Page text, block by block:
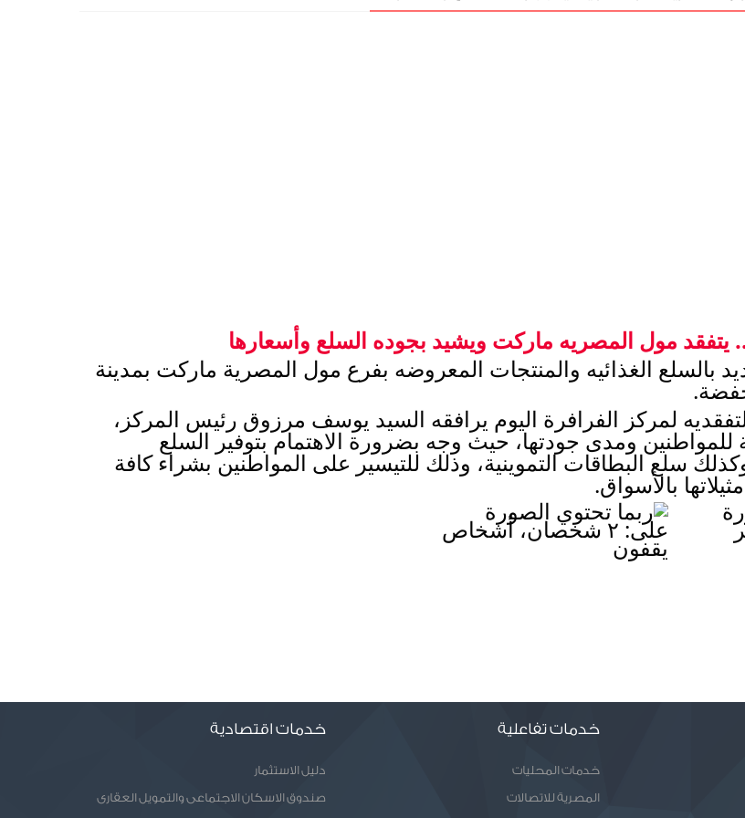
يتفقد مول المصريه ماركت ويشيد بجوده السلع وأسعارها
بالأسواق.
خدمات تفاعلية
خدمات المحليات
المصرية للاتصالات
خدمات اقتصادية
دليل الاستثمار
صندوق الاسكان الاجتماعى والتمويل العقارى